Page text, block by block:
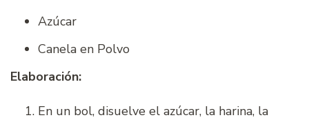
Azúcar
Canela en Polvo
Elaboración:
En un bol, disuelve el azúcar, la harina, la